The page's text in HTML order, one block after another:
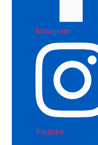
Instagram
Youtube